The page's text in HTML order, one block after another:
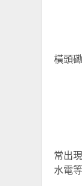
橫頭
常出
水電